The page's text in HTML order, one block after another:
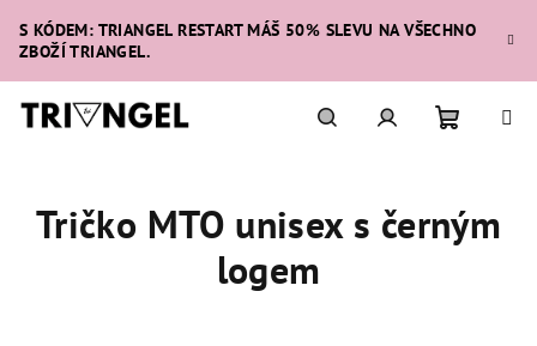
obsah
S KÓDEM: TRIANGEL RESTART MÁŠ 50% SLEVU NA VŠECHNO
ZBOŽÍ TRIANGEL.
košík
Tričko MTO unisex s černým
logem